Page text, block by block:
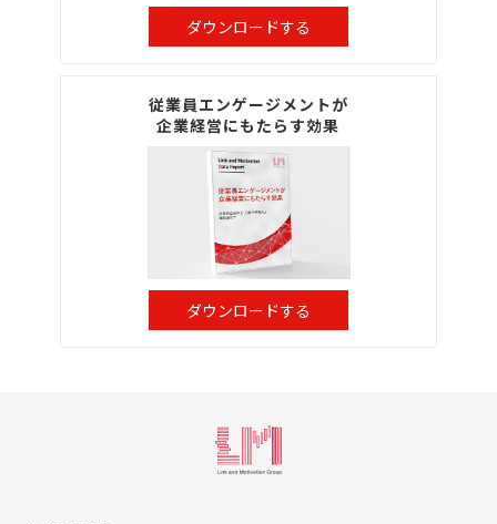
ダウンロードする
従業員エンゲージメントが
企業経営にもたらす効果
ダウンロードする